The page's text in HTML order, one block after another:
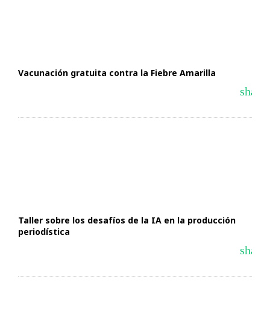
Vacunación gratuita contra la Fiebre Amarilla
share
Taller sobre los desafíos de la IA en la producción
periodística
share